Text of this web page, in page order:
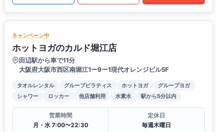
キャンペーン中
ホットヨガのカルド堀江店
田辺駅から車で11分
大阪府大阪市西区南堀江1ー9ー1現代オレンジビル5F
タオルレンタル グループピラティス ホットヨガ
グループヨガ
シャワー
ロッカー 他店舗利用 水素水 駅から5分以内
営業時間
月・水 7:00〜22:30
定休日
毎週木曜日